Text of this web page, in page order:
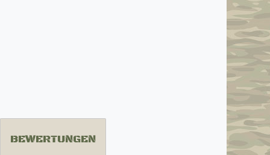
BEWERTUNGEN